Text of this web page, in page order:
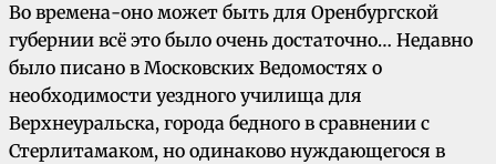
Во времена-оно может быть для Оренбургской
губернии всё это было очень достаточно… Недавно
было писано в Московских Ведомостях о
необходимости уездного училища для
Верхнеуральска, города бедного в сравнении с
Стерлитамаком, но одинаково нуждающегося в